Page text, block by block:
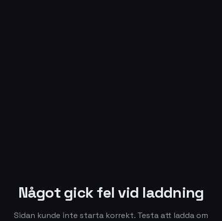
Något gick fel vid laddning
Sidan kunde inte starta korrekt. Testa att ladda om